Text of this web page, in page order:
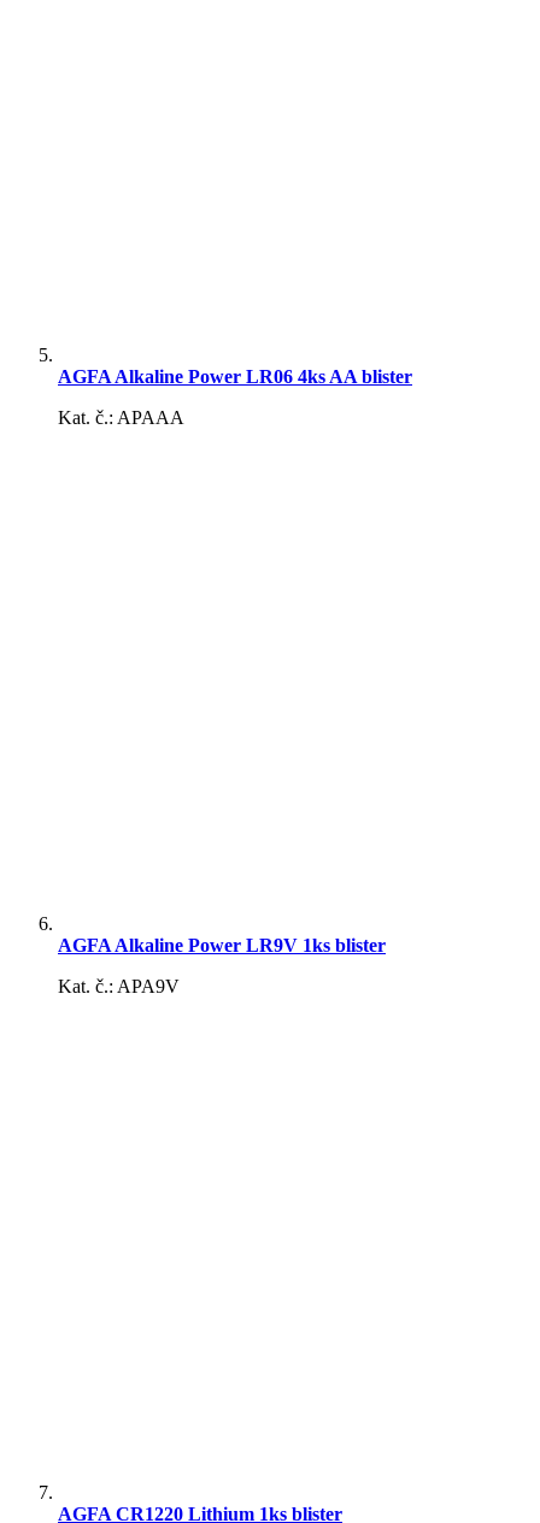
AGFA Alkaline Power LR06 4ks AA blister
Kat. č.: APAAA
AGFA Alkaline Power LR9V 1ks blister
Kat. č.: APA9V
AGFA CR1220 Lithium 1ks blister